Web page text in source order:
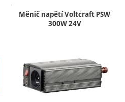
Měnič napětí Voltcraft PSW
300W 24V